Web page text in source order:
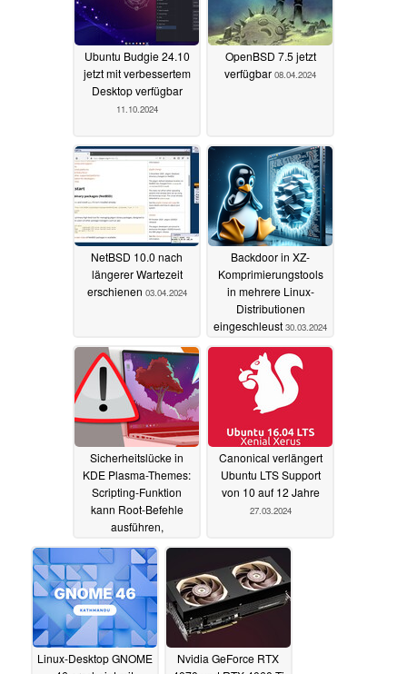
Ubuntu Budgie 24.10
jetzt mit verbessertem
Desktop verfügbar
11.10.2024
OpenBSD 7.5 jetzt
verfügbar 08.04.2024
NetBSD 10.0 nach
längerer Wartezeit
erschienen 03.04.2024
Backdoor in XZ-
Komprimierungstools
in mehrere Linux-
Distributionen
eingeschleust 30.03.2024
Sicherheitslücke in
KDE Plasma-Themes:
Scripting-Funktion
kann Root-Befehle
ausführen,
gefährlichsten Linux-
Memes
27.03.2024
Canonical verlängert
Ubuntu LTS Support
von 10 auf 12 Jahre
27.03.2024
Linux-Desktop GNOME
Nvidia GeForce RTX